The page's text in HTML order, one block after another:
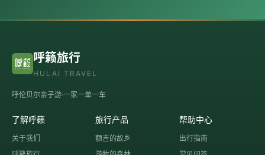
呼籁旅行
HULAI TRAVEL
呼伦贝尔亲子游·一家一单一车
了解呼籁
关于我们
旅行产品
额吉的故乡
帮助中心
出行指南